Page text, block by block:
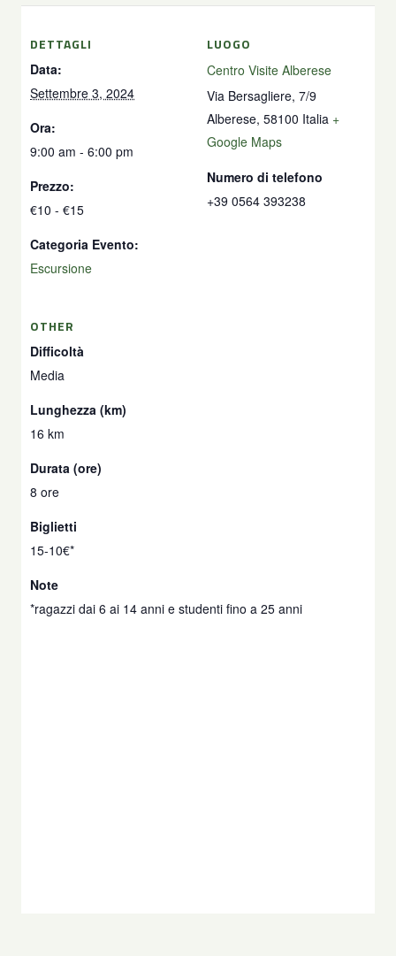
DETTAGLI
Data:
Settembre 3, 2024
Ora:
9:00 am - 6:00 pm
Prezzo:
€10 - €15
Categoria Evento:
Escursione
LUOGO
Centro Visite Alberese
Via Bersagliere, 7/9
Alberese, 58100 Italia +
Google Maps
Numero di telefono
+39 0564 393238
OTHER
Difficoltà
Media
Lunghezza (km)
16 km
Durata (ore)
8 ore
Biglietti
15-10€*
Note
*ragazzi dai 6 ai 14 anni e studenti fino a 25 anni